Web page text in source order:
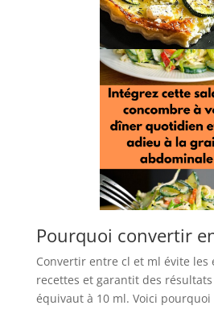
Pourquoi convertir
Convertir entre cl et ml évite les
recettes et garantit des
équivaut à 10 ml. Voici pourquoi